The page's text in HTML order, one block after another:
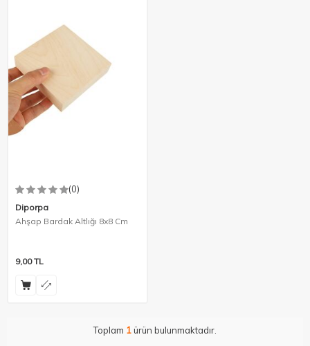
(0)
Diporpa
Ahşap Bardak Altlığı 8x8 Cm
9,00TL
Toplam 1ürün bulunmaktadır.